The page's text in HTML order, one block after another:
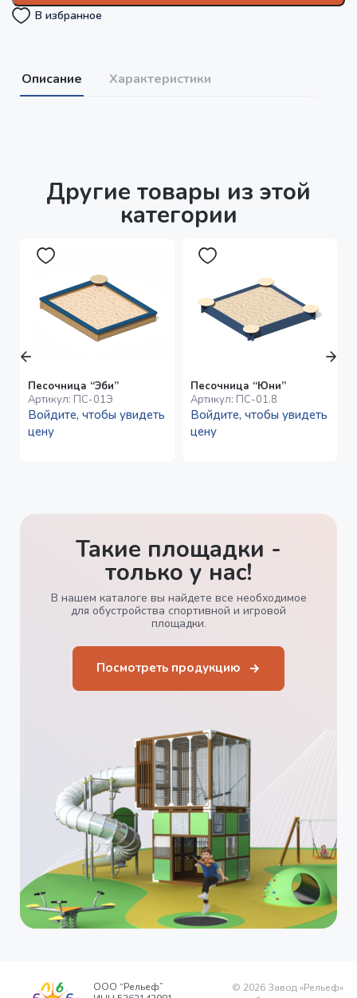
В избранное
Описание Характеристики
Другие товары из этой
категории
Песочница “Эби”
Артикул: ПС-01Э
Войдите, чтобы увидеть
цену
Песочница “Юни”
Артикул: ПС-01.8
Войдите, чтобы увидеть
цену
Такие площадки -
только у нас!
В нашем каталоге вы найдете все необходимое
для обустройства спортивной и игровой
площадки.
Посмотреть продукцию
ООО “Рельеф”
© 2026Завод «Рельеф»